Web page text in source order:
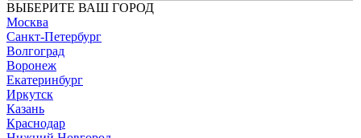
ВЫБЕРИТЕ ВАШ ГОРОД
Москва
Санкт-Петербург
Волгоград
Воронеж
Екатеринбург
Иркутск
Казань
Краснодар